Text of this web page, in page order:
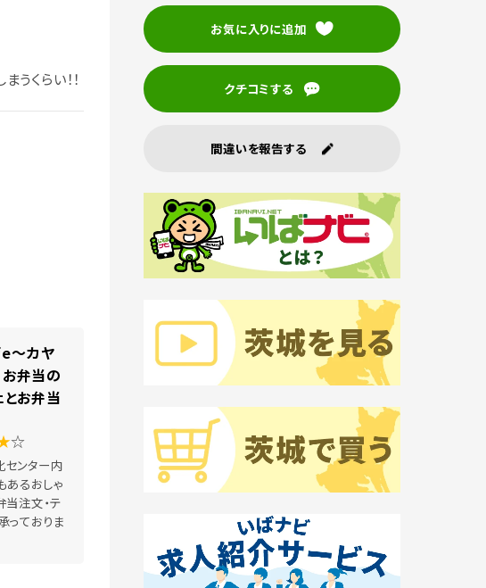
くらい！！
～カヤ
弁当の
とお弁当
☆
ンター内
あるおしゃ
当注文・テ
っておりま
お気に入りに追加
クチコミする
間違いを報告する